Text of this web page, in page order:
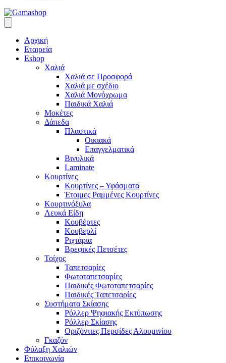
Αρχική
Εταιρεία
Eshop
Χαλιά
Χαλιά σε Προσφορά
Χαλιά με σχέδιο
Χαλιά Μονόχρωμα
Παιδικά Χαλιά
Μοκέτες
Δάπεδα
Πλαστικά
Οικιακά
Επαγγελματικά
Βινυλικά
Laminate
Κουρτίνες
Κουρτίνες – Υφάσματα
Έτοιμες Ραμμένες Κουρτίνες
Κουρτινόξυλα
Λευκά Είδη
Κουβέρτες
Κουβερλί
Ριχτάρια
Βρεφικές Πετσέτες
Τοίχος
Ταπετσαρίες
Φωτοταπετσαρίες
Παιδικές Φωτοταπετσαρίες
Παιδικές Ταπετσαρίες
Συστήματα Σκίασης
Ρόλλερ Ψηφιακής Εκτύπωσης
Ρόλλερ Σκίασης
Οριζόντιες Περσίδες Αλουμινίου
Γκαζόν
Φύλαξη Χαλιών
Επικοινωνία